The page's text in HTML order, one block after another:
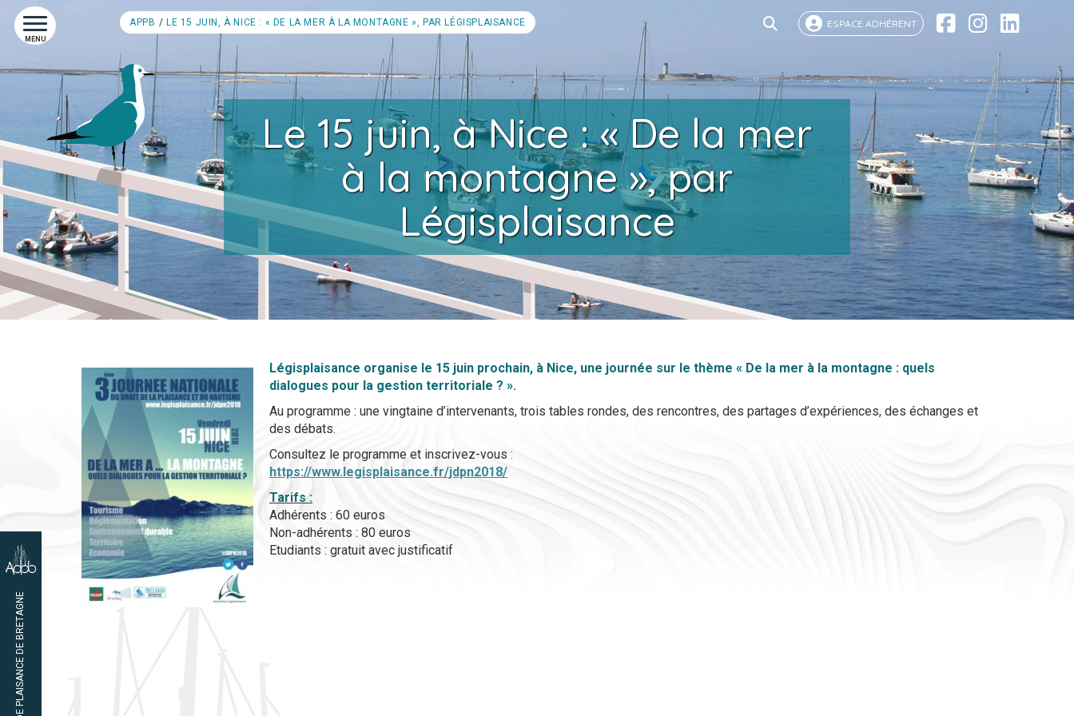
MENU
ESPACE ADHÉRENT
APPB LE 15 JUIN, À NICE : « DE LA MER À LA MONTAGNE », PAR LÉGISPLAISANCE
Le 15 juin, à Nice : « De la mer
à la montagne », par
Légisplaisance
Légisplaisance organise le 15 juin prochain, à Nice, une journée sur le thème « De la mer à la montagne : quels
dialogues pour la gestion territoriale ? ».
Au programme : une vingtaine d’intervenants, trois tables rondes, des rencontres, des partages d’expériences, des échanges et
des débats.
Consultez le programme et inscrivez-vous :
https://www.legisplaisance.fr/jdpn2018/
Tarifs :
Adhérents : 60 euros
Non-adhérents : 80 euros
Etudiants : gratuit avec justificatif
02 97 65 47 45